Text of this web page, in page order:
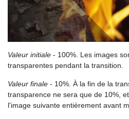
Valeur initiale - 100%. Les images
transparentes pendant la transition.
Valeur finale - 10%. À la fin de la
transparence ne sera que de 10%,
l'image suivante entièrement avant